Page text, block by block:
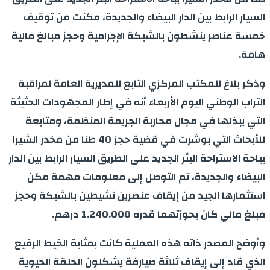
السيار الرابط بين الدار البيضاء والجديدة، مكنت من توقيف
خمسة عناصر ينشطون بالشبكة الإجرامية وحجز مبالغ مالية
هامة.
وذكر بلاغ للمكتب المركزي التابع للمديرية العامة لمراقبة
التراب الوطني اليوم الأربعاء أنه في إطار المجهودات الحثيثة
التي يبذلها في مجال محاربة الجريمة المنظمة، ومتابعة
للأبحاث التي بوشرت في قضية حجز 40 طنا من مخدر الشيرا
بباحة الاستراحة البئر الجديد على الطريق السيار الرابط بين الدار
البيضاء والجديدة، تم التوصل إلى معلومات مهمة مكن
استثمارها الجيد من إيقاف عنصرين نشيطين بالشبكة وحجز
مبلغ مالي كان بحوزتهما قدره 1.240.000 درهم
.
وأوضح المصدر ذاته هذه العملية كانت بمثابة الخيط الرفيع
الذي قاد إلى إيقاف ثلاثة صيارفة يشكلون الحلقة الحيوية